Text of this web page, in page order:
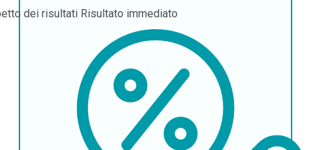
dei risultati Risultato immediato